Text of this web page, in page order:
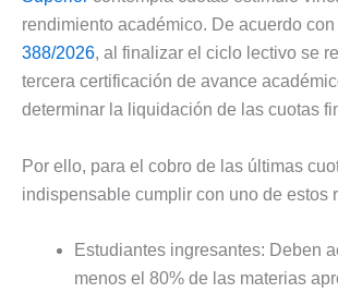
rendimiento académico. De acuerdo con
388/2026, al finalizar el ciclo lectivo se
tercera certificación de avance
determinar la liquidación de las cuotas
Por ello, para el cobro de las últimas
indispensable cumplir con uno de estos
Estudiantes ingresantes: Deben
menos el 80% de las materias